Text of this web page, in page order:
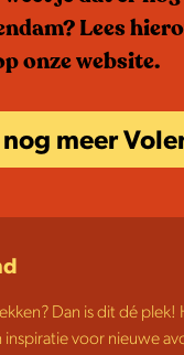
Lees
onze website.
meer
Dan is dit dé plek!
voor nieuwe